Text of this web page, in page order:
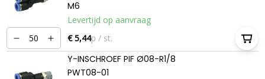
M6
Levertijd op aanvraag
€ 5,44p / st.
Y-INSCHROEF PIF Ø08-R1/8
PWT08-01